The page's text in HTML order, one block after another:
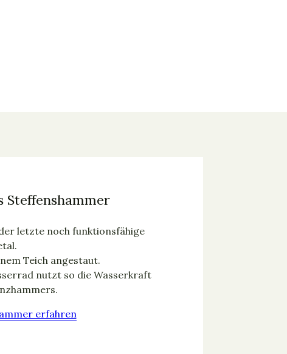
Steffenshammer
letzte noch funktionsfähige
Teich angestaut.
nutzt so die Wasserkraft
erfahren